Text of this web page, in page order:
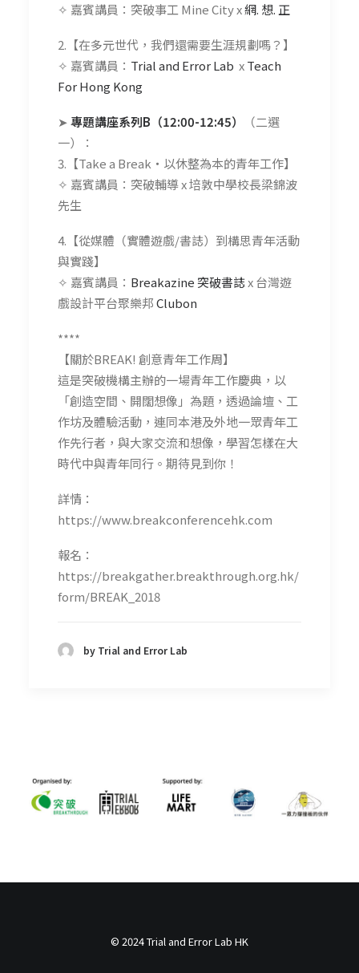
✧ 嘉賓講員：突破事工 Mine City x網. 想. 正
2.【在多元世代，我們還需要生涯規劃嗎？】
✧ 嘉賓講員： Trial and Error Lab xTeach
For Hong Kong
➤專題講座系列B（12:00-12:45）
（二選
一）：
3.【Take a Break‧以休整為本的青年工作】
✧ 嘉賓講員：突破輔導 x 培敦中學校長梁錦波
先生
4.【從媒體（實體遊戲/書誌）到構思青年活動
與實踐】
✧ 嘉賓講員： Breakazine 突破書誌x 台灣遊
戲設計平台聚樂邦Clubon
****
【關於BREAK! 創意青年工作周】
這是突破機構主辦的一場青年工作慶典，以
「創造空間、開闊想像」為題，透過論壇、工
作坊及體驗活動，連同本港及外地一眾青年工
作先行者，與大家交流和想像，學習怎樣在大
時代中與青年同行。期待見到你！
詳情：
https://www.breakconferencehk.com
報名：
https://breakgather.breakthrough.org.hk/
form/BREAK_2018
by Trial and Error Lab
© 2024 Trial and Error Lab HK